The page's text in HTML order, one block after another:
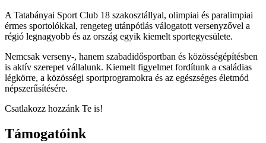
A Tatabányai Sport Club 18 szakosztállyal, olimpiai és paralimpiai
érmes sportolókkal, rengeteg utánpótlás válogatott versenyzővel a
régió legnagyobb és az ország egyik kiemelt sportegyesülete.
Nemcsak verseny-, hanem szabadidősportban és közösségépítésben
is aktív szerepet vállalunk. Kiemelt figyelmet fordítunk a családias
légkörre, a közösségi sportprogramokra és az egészséges életmód
népszerűsítésére.
Csatlakozz hozzánk Te is!
Támogatóink